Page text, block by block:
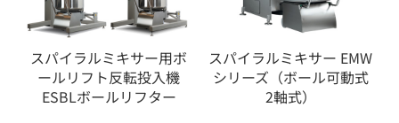
スパイラルミキサー用ボ
ールリフト反転投入機
ESBLボールリフター
スパイラルミキサー EMW
シリーズ（ボール可動式
2軸式）